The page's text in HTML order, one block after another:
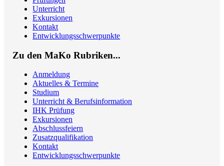
Unterricht
Exkursionen
Kontakt
Entwicklungsschwerpunkte
Zu den MaKo Rubriken...
Anmeldung
Aktuelles & Termine
Studium
Unterricht & Berufsinformation
IHK Prüfung
Exkursionen
Abschlussfeiern
Zusatzqualifikation
Kontakt
Entwicklungsschwerpunkte